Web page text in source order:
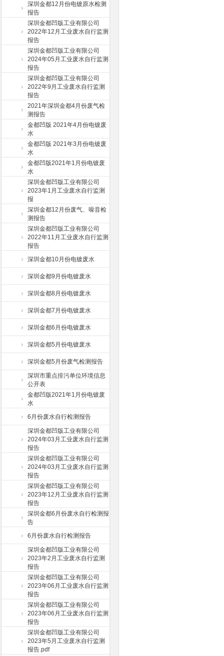
深圳金都12月份电镀原水检测
报告
深圳金都凹版工业有限公司
2022年12月工业废水自行监测
报告
深圳金都凹版工业有限公司
2024年05月工业废水自行监测
报告
深圳金都凹版工业有限公司
2022年9月工业废水自行监测
报告
2021年深圳金都4月份废气检
测报告
金都凹版 2021年4月份电镀废
水
金都凹版 2021年3月份电镀废
水
金都凹版2021年1月份电镀废
水
深圳金都凹版工业有限公司
2023年1月工业废水自行监测
报
深圳金都12月份废气、噪音检
测报告
深圳金都凹版工业有限公司
2022年11月工业废水自行监测
报告
深圳金都10月份电镀废水
深圳金都9月份电镀废水
深圳金都8月份电镀废水
深圳金都7月份电镀废水
深圳金都6月份电镀废水
深圳金都5月份电镀废水
深圳金都5月份废气检测报告
深圳市重点排污单位环境信息
公开表
金都凹版2021年1月份电镀废
水
6月份废水自行检测报告
深圳金都凹版工业有限公司
2024年03月工业废水自行监测
报告
深圳金都凹版工业有限公司
2024年03月工业废水自行监测
报告
深圳金都凹版工业有限公司
2023年12月工业废水自行监测
报告
深圳金都6月份废水自行检测报
告
6月份废水自行检测报告
深圳金都凹版工业有限公司
2023年2月工业废水自行监测
报告
深圳金都凹版工业有限公司
2023年06月工业废水自行监测
报告
深圳金都凹版工业有限公司
2023年06月工业废水自行监测
报告
深圳金都凹版工业有限公司
2023年5月工业废水自行监测
报告.pdf